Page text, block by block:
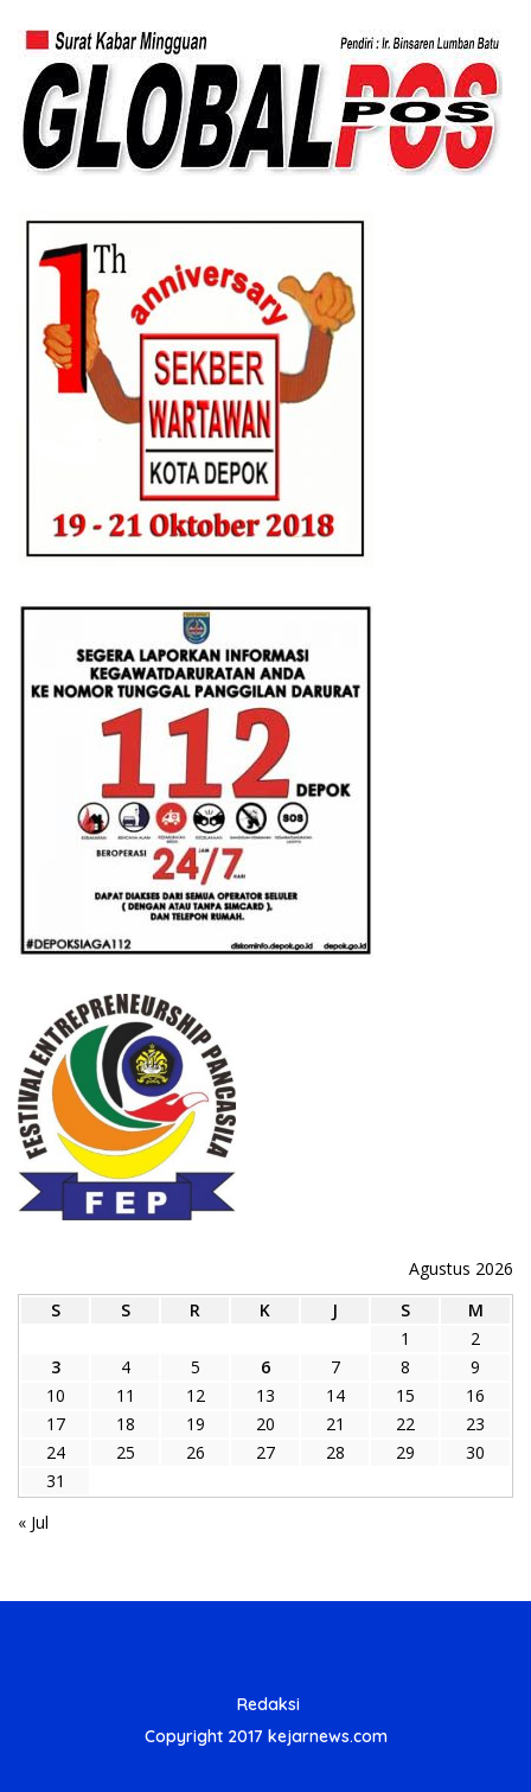
Agustus 2026
S
S R K J S
M
1
2
3
4 5 6 7 8
9
10
11 12 13 14 15
16
17
18 19 20 21 22
23
24
25 26 27 28 29
30
31
« Jul
Redaksi
Copyright 2017 kejarnews.com